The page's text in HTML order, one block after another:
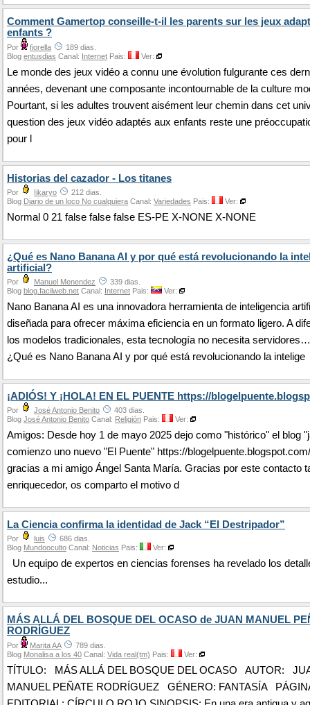
Comment Gamertop conseille-t-il les parents sur les jeux
enfants ?
Por fiorella
189 dias.
Blog entusdias Canal: Internet Pais: Ver:
Le monde des jeux vidéo a connu une évolution fulgurante ces
années, devenant une composante incontournable de la culture
Pourtant, si les adultes trouvent aisément leur chemin dans cet
question des jeux vidéo adaptés aux enfants reste une
pour l
Historias del cazador - Los titanes
Por Iikaryo
212 dias.
Blog Diario de un loco No cualquiera Canal: Variedades Pais: Ver:
Normal 0 21 false false false ES-PE X-NONE X-NONE
¿Qué es Nano Banana AI y por qué está revolucionando la
artificial?
Por Manuel Menendez
339 dias.
Blog blog.facilweb.net Canal: Internet Pais: Ver:
Nano Banana AI es una innovadora herramienta de inteligencia
diseñada para ofrecer máxima eficiencia en un formato ligero. A
los modelos tradicionales, esta tecnología no necesita
¿Qué es Nano Banana AI y por qué está revolucionando la intelige
¡ADIÓS! Y ¡HOLA! EN EL PUENTE https://
Por José Antonio Benito
403 dias.
Blog José Antonio Benito Canal: Religión Pais: Ver:
Amigos: Desde hoy 1 de mayo 2025 dejo como "histórico" el blog
comienzo uno nuevo "El Puente" https://
gracias a mi amigo Ángel Santa María. Gracias por este contacto
enriquecedor, os comparto el motivo d
La Ciencia confirma la identidad de Jack “El Destripador”
Por luis
686 dias.
Blog Mundooculto Canal: Noticias Pais: Ver:
Un equipo de expertos en ciencias forenses ha revelado los
estudio...
MÁS ALLÁ DEL BOSQUE DEL OCASO de JUAN MANUEL
RODRÍGUEZ
Por Marita AA
789 dias.
Blog Monalisa a los 40 Canal: Vida real(tm) Pais: Ver:
TÍTULO: MÁS ALLÁ DEL BOSQUE DEL OCASO AUTOR:
MANUEL PEÑATE RODRÍGUEZ GÉNERO: FANTASÍA